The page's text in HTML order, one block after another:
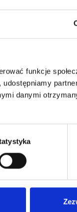
funkcje
danymi
Absolwent
ratownik wodny,
Taekwondo i